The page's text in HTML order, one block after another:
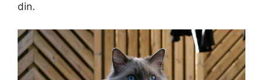
din.